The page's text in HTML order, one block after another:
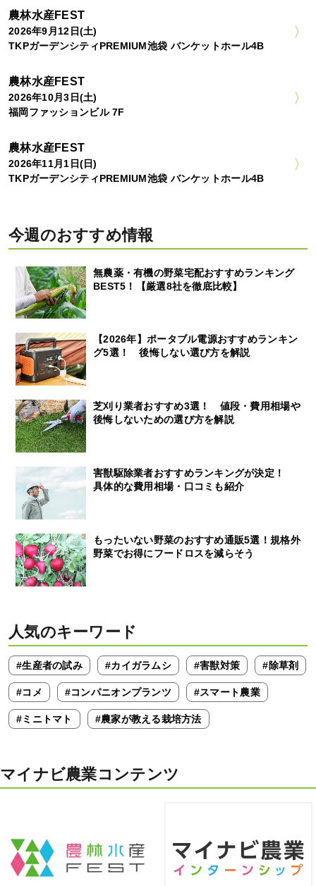
農林水産FEST
2026年9月12日(土)
TKPガーデンシティPREMIUM池袋 バンケットホール4B
農林水産FEST
2026年10月3日(土)
福岡ファッションビル 7F
農林水産FEST
2026年11月1日(日)
TKPガーデンシティPREMIUM池袋 バンケットホール4B
今週のおすすめ情報
無農薬・有機の野菜宅配おすすめランキング
BEST5！【厳選8社を徹底比較】
【2026年】ポータブル電源おすすめランキン
グ5選！ 後悔しない選び方を解説
芝刈り業者おすすめ3選！ 値段・費用相場や
後悔しないための選び方を解説
害獣駆除業者おすすめランキングが決定！
具体的な費用相場・口コミも紹介
もったいない野菜のおすすめ通販5選！規格外
野菜でお得にフードロスを減らそう
人気のキーワード
#生産者の試み #カイガラムシ #害獣対策 #除草剤
#コメ #コンパニオンプランツ #スマート農業
#ミニトマト #農家が教える栽培方法
マイナビ農業コンテンツ